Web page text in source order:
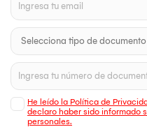
He leído la Política de
declaro haber sido informado
personales.